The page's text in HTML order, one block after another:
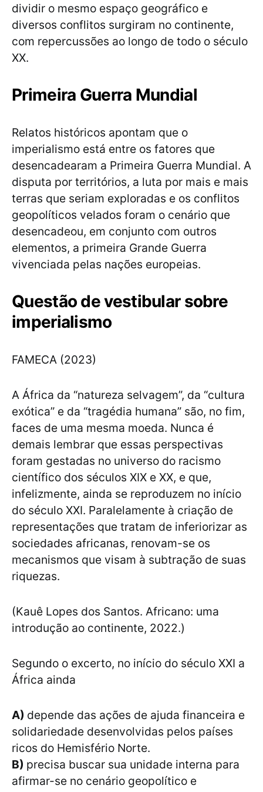
dividir o mesmo espaço geográfico e
diversos conflitos surgiram no continente,
com repercussões ao longo de todo o século
XX.
Primeira Guerra Mundial
Relatos históricos apontam que o
imperialismo está entre os fatores que
desencadearam a Primeira Guerra Mundial. A
disputa por territórios, a luta por mais e mais
terras que seriam exploradas e os conflitos
geopolíticos velados foram o cenário que
desencadeou, em conjunto com outros
elementos, a primeira Grande Guerra
vivenciada pelas nações europeias.
Questão de vestibular sobre
imperialismo
FAMECA (2023)
A África da “natureza selvagem”, da “cultura
exótica” e da “tragédia humana” são, no fim,
faces de uma mesma moeda. Nunca é
demais lembrar que essas perspectivas
foram gestadas no universo do racismo
científico dos séculos XIX e XX, e que,
infelizmente, ainda se reproduzem no início
do século XXI. Paralelamente à criação de
representações que tratam de inferiorizar as
sociedades africanas, renovam-se os
mecanismos que visam à subtração de suas
riquezas.
(Kauê Lopes dos Santos. Africano: uma
introdução ao continente, 2022.)
Segundo o excerto, no início do século XXI a
África ainda
A) depende das ações de ajuda financeira e
solidariedade desenvolvidas pelos países
ricos do Hemisfério Norte.
B) precisa buscar sua unidade interna para
afirmar-se no cenário geopolítico e